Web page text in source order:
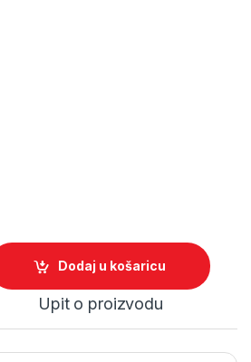
Dodaj u košaricu
Upit o proizvodu